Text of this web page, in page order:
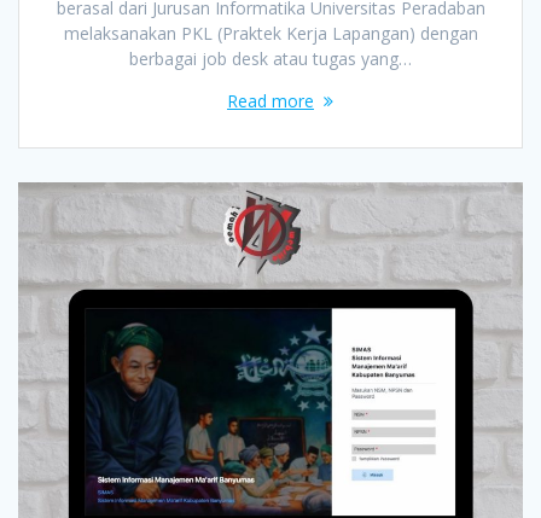
berasal dari Jurusan Informatika Universitas Peradaban
melaksanakan PKL (Praktek Kerja Lapangan) dengan
berbagai job desk atau tugas yang…
Read more